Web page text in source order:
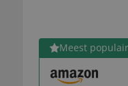
Meest
Bekijk product